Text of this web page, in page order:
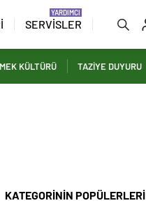
SERVİSLER
KÜLTÜRÜ TAZİYE DUYURU
KATEGORİNİN POPÜLERLERİ